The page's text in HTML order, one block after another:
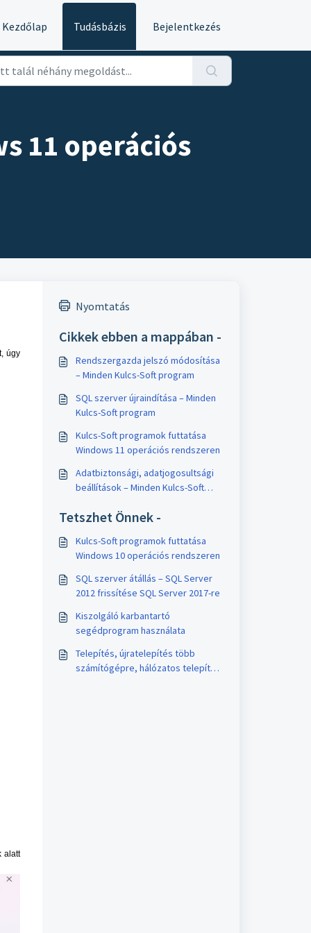
Kezdőlap Tudásbázis Bejelentkezés
11 operációs
úgy
alatt
Nyomtatás
Cikkek ebben a mappában -
Rendszergazda jelszó módosítása
– Minden Kulcs-Soft program
SQL szerver újraindítása – Minden
Kulcs-Soft program
Kulcs-Soft programok futtatása
Windows 11 operációs rendszeren
Adatbiztonsági, adatjogosultsági
beállítások – Minden Kulcs-Soft
Tetszhet Önnek -
Kulcs-Soft programok futtatása
Windows 10 operációs rendszeren
SQL szerver átállás – SQL Server
2012 frissítése SQL Server 2017-re
Kiszolgáló karbantartó
segédprogram használata
Telepítés, újratelepítés több
számítógépre, hálózatos telepítés